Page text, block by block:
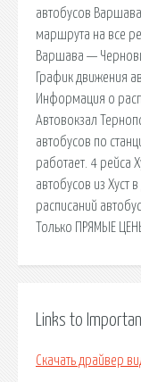
автобусов
маршрута на все
Варшава —
График движения
Информация о
Автовокзал
автобусов по
работает. 4 рейса
автобусов из Хуст
расписаний
Только ПРЯМЫЕ
Links to
Скачать драйвер